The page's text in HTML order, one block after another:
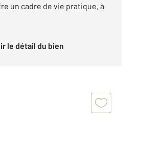
un cadre de vie pratique, à
le détail du bien